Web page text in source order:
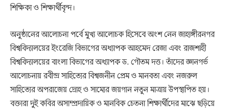
শিক্ষিকা ও শিক্ষার্থীবৃন্দ।
অনুষ্ঠানের আলোচনা পর্বে মুখ্য আলোচক হিসেবে অংশ নেন জাহাঙ্গীরনগর
বিশ্ববিদ্যালয়ের ইংরেজি বিভাগের অধ্যাপক আহমেদ রেজা এবং রাজশাহী
বিশ্ববিদ্যালয়ের বাংলা বিভাগের অধ্যাপক ড. গৌতম দত্ত। তাঁদের জ্ঞানগর্ভ
আলোচনায় রবীন্দ্র সাহিত্যের বিশ্বজনীন প্রেম ও মানবতা এবং নজরুল
সাহিত্যের অপরাজেয় দ্রোহ ও সাম্যের জয়গান নতুন মাত্রায় উপস্থাপিত হয়।
বক্তারা দুই কবির অসাম্প্রদায়িক ও মানবিক চেতনা শিক্ষার্থীদের মাঝে ছড়িয়ে